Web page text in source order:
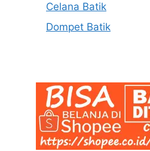
Celana Batik
Dompet Batik